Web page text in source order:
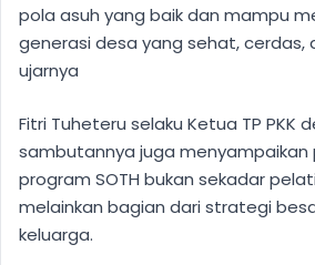
pola asuh yang baik dan mampu
generasi desa yang sehat, cerdas,
ujarnya
Fitri Tuheteru selaku Ketua TP PKK
sambutannya juga menyampaikan
program SOTH bukan sekadar
melainkan bagian dari strategi
keluarga.